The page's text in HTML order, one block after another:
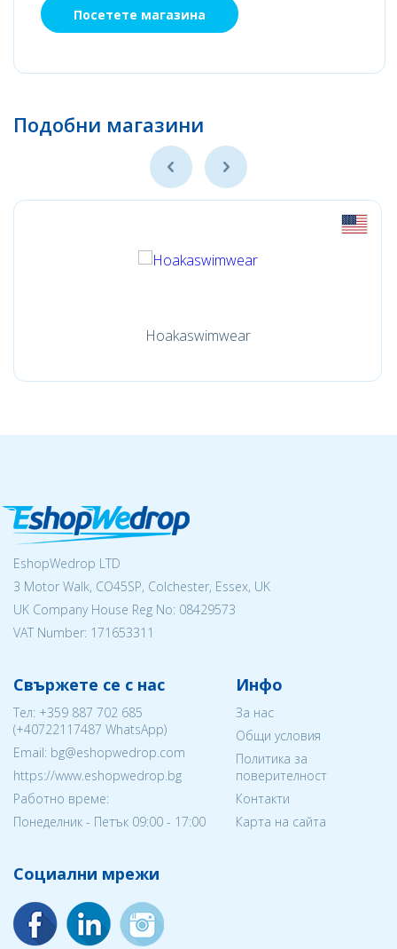
Посетете магазина
Подобни магазини
Hoakaswimwear
EshopWedrop LTD
3 Motor Walk, CO45SP, Colchester, Essex, UK
UK Company House Reg No: 08429573
VAT Number: 171653311
Свържете се с нас
Тел: +359 887 702 685
(+40722117487 WhatsApp)
Email: bg@eshopwedrop.com
https://www.eshopwedrop.bg
Работно време:
Понеделник - Петък 09:00 - 17:00
Инфо
За нас
Общи условия
Политика за
поверителност
Контакти
Карта на сайта
Социални мрежи